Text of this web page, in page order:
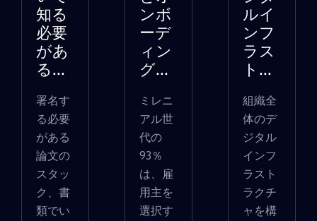
知る
必要
があ
る...
署名す
る必要
がある
論文の
スタッ
ク、書
類でい
ンボ
ーデ
ィン
グ...
ミレニ
アル世
代の
93％
は、雇
用主を
選択す
ルイ
ンフ
ラス
ト...
組織全
体のデ
ジタル
インフ
ラスト
ラクチ
ャを構